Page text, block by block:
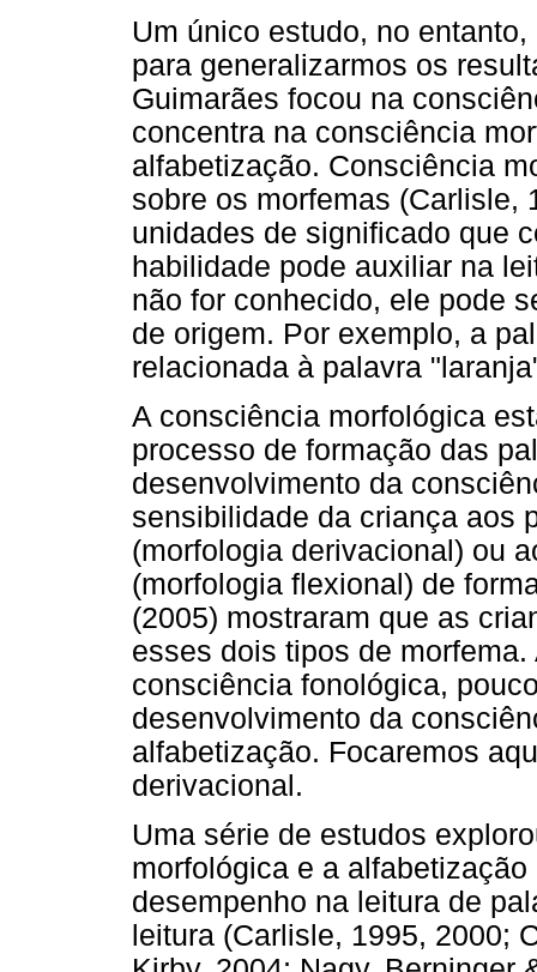
Um único estudo, no
para generalizarmos os
Guimarães focou na
concentra na consciência
alfabetização. Consciência
sobre os morfemas (Carlisle,
unidades de significado que
habilidade pode auxiliar na
não for conhecido, ele pode
de origem. Por exemplo, a
relacionada à palavra
A consciência morfológica
processo de formação das
desenvolvimento da
sensibilidade da criança aos
(morfologia derivacional) ou
(morfologia flexional) de
(2005) mostraram que as
esses dois tipos de
consciência fonológica,
desenvolvimento da
alfabetização. Focaremos
derivacional.
Uma série de estudos
morfológica e a
desempenho na leitura de
leitura (Carlisle, 1995, 2000;